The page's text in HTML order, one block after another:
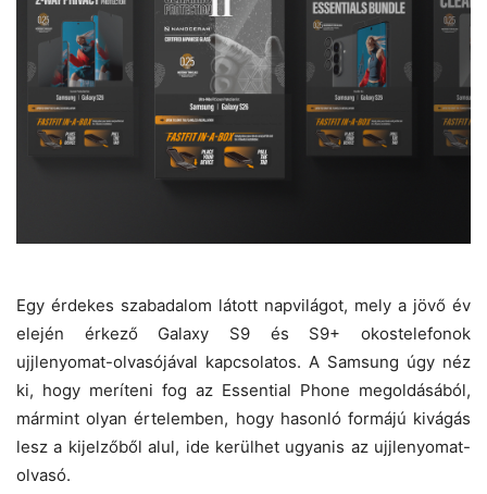
Egy érdekes szabadalom látott napvilágot, mely a jövő év
elején érkező Galaxy S9 és S9+ okostelefonok
ujjlenyomat-olvasójával kapcsolatos. A Samsung úgy néz
ki, hogy meríteni fog az Essential Phone megoldásából,
mármint olyan értelemben, hogy hasonló formájú kivágás
lesz a kijelzőből alul, ide kerülhet ugyanis az ujjlenyomat-
olvasó.